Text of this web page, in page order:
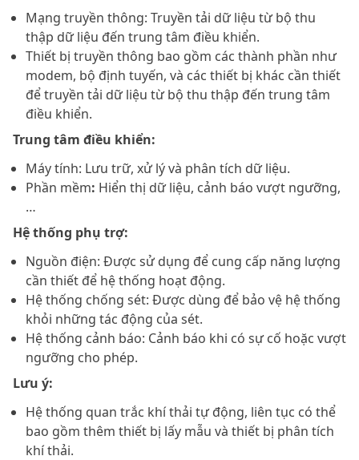
Mạng truyền thông: Truyền tải dữ liệu từ bộ thu
thập dữ liệu đến trung tâm điều khiển.
Thiết bị truyền thông bao gồm các thành phần như
modem, bộ định tuyến, và các thiết bị khác cần thiết
để truyền tải dữ liệu từ bộ thu thập đến trung tâm
điều khiển.
Trung tâm điều khiển:
Máy tính: Lưu trữ, xử lý và phân tích dữ liệu.
Phần mềm: Hiển thị dữ liệu, cảnh báo vượt ngưỡng,
…
Hệ thống phụ trợ:
Nguồn điện: Được sử dụng để cung cấp năng lượng
cần thiết để hệ thống hoạt động.
Hệ thống chống sét: Được dùng để bảo vệ hệ thống
khỏi những tác động của sét.
Hệ thống cảnh báo: Cảnh báo khi có sự cố hoặc vượt
ngưỡng cho phép.
Lưu ý:
Hệ thống quan trắc khí thải tự động, liên tục có thể
bao gồm thêm thiết bị lấy mẫu và thiết bị phân tích
khí thải.